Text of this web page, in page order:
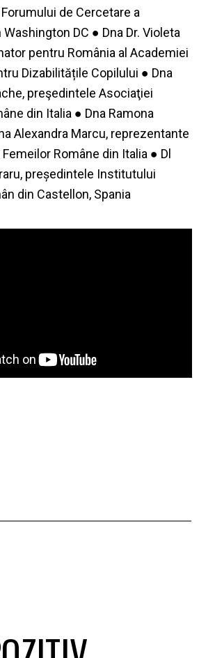
de Cercetare a
DC ● Dna Dr. Violeta
pentru România al Academiei
Dizabilitățile Copilului ● Dna
preşedintele Asociaţiei
din Italia ● Dna Ramona
Alexandra Marcu, reprezentante
Române din Italia ● Dl
președintele Institutului
din Castellon, Spania